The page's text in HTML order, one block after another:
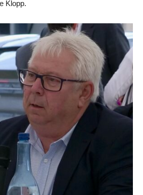
Klopp.